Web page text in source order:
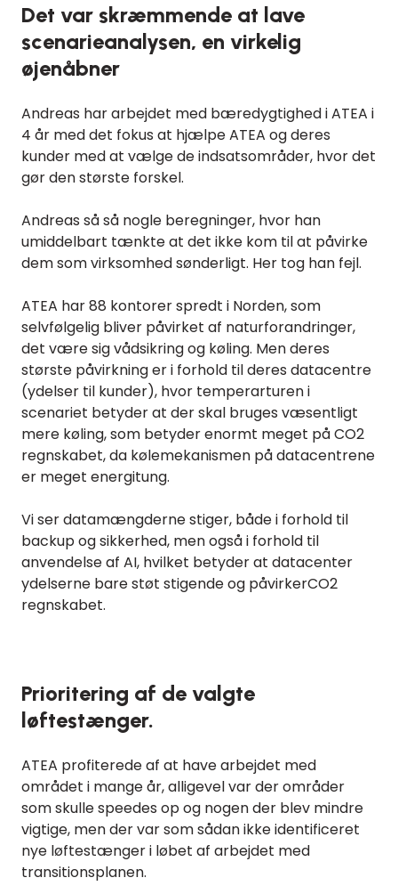
Det var skræmmende at lave
scenarieanalysen, en virkelig
øjenåbner
Andreas har arbejdet med bæredygtighed i ATEA i
4 år med det fokus at hjælpe ATEA og deres
kunder med at vælge de indsatsområder, hvor det
gør den største forskel.
Andreas så så nogle beregninger, hvor han
umiddelbart tænkte at det ikke kom til at påvirke
dem som virksomhed sønderligt. Her tog han fejl.
ATEA har 88 kontorer spredt i Norden, som
selvfølgelig bliver påvirket af naturforandringer,
det være sig vådsikring og køling. Men deres
største påvirkning er i forhold til deres datacentre
(ydelser til kunder), hvor temperarturen i
scenariet betyder at der skal bruges væsentligt
mere køling, som betyder enormt meget på CO2
regnskabet, da kølemekanismen på datacentrene
er meget energitung.
Vi ser datamængderne stiger, både i forhold til
backup og sikkerhed, men også i forhold til
anvendelse af AI, hvilket betyder at datacenter
ydelserne bare støt stigende og påvirkerCO2
regnskabet.
Prioritering af de valgte
løftestænger.
ATEA profiterede af at have arbejdet med
området i mange år, alligevel var der områder
som skulle speedes op og nogen der blev mindre
vigtige, men der var som sådan ikke identificeret
nye løftestænger i løbet af arbejdet med
transitionsplanen.